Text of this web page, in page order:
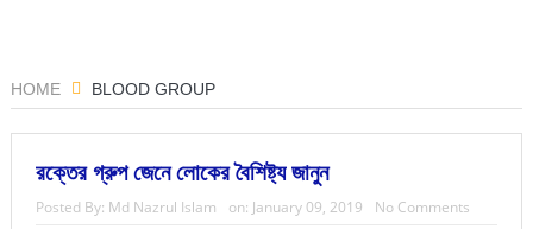
HOME BLOOD GROUP
রক্তের গ্রুপ জেনে লোকের বৈশিষ্ট্য জানুন
Posted By: Md Nazrul Islam on: January 09, 2019 No Comments